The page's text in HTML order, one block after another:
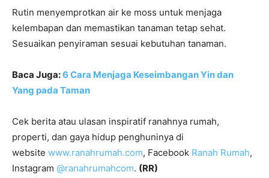
Rutin menyemprotkan air ke moss untuk menjaga
kelembapan dan memastikan tanaman tetap sehat.
Sesuaikan penyiraman sesuai kebutuhan tanaman.
Baca Juga:6 Cara Menjaga Keseimbangan Yin dan
Yang pada Taman
Cek berita atau ulasan inspiratif ranahnya rumah,
properti, dan gaya hidup penghuninya di
website www.ranahrumah.com, Facebook Ranah Rumah,
Instagram @ranahrumahcom. (RR)